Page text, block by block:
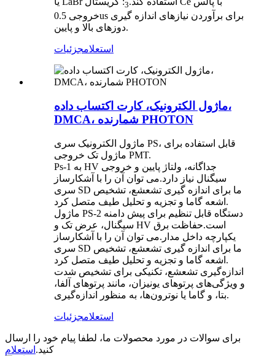
3
خروجی 0.5us برای برآوردن نیازهای اندازه گیری
دوزهای بالا و پایین.
استعلامجزئیات
ماژول الکترونیک، کارت اکتساب داده،
DMCA، شمارنده PHOTON
ماژول الکترونیک سری PS، قابل استفاده برای
ماژول تک خروجی PMT.
Ps-1 به HV جداگانه، ولتاژ پایین و خروجی
سیگنال نیاز دارد.می توان آن را با آشکارساز
سری SD ما برای اندازه گیری تشعشع، تشخیص
اشعه گاما و تجزیه و تحلیل طیف متصل کرد.
ماژول PS-2 دستگاه قابل تنظیم برای پیش دامنه
سیگنال، عرض تک و HV است.حفاظت برق
یکپارچه داخل مدار.می توان آن را با آشکارساز
سری SD ما برای اندازه گیری تشعشع، تشخیص
اشعه گاما و تجزیه و تحلیل طیف متصل کرد.
اندازه‌گیری تشعشع، تکنیکی برای تشخیص شدت
و ویژگی‌های پرتوهای یونیزان، مانند پرتوهای آلفا،
بتا، و گاما یا نوترون‌ها، به منظور اندازه‌گیری.
استعلامجزئیات
برای سوالات در مورد محصولات ما، لطفا پیام خود را ارسال
کنید. استعلام